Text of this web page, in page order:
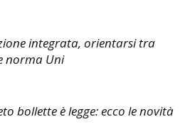
integrata, orientarsi tra
norma Uni
bollette è legge: ecco le novità